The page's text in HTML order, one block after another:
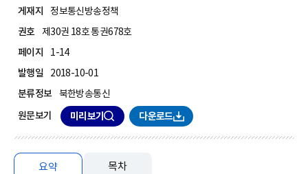
게재지
정보통신방송정책
권호 제30권 18호 통권678호
페이지
1-14
발행일
2018-10-01
분류정보 북한방송통신
원문보기
미리보기 다운로드
요약 목차